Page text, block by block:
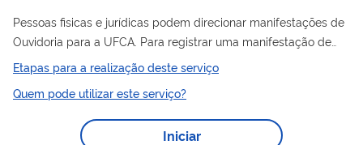
Pessoas fisicas e jurídicas podem direcionar manifestações de
Ouvidoria para a UFCA. Para registrar uma manifestação de
Ouvidoria cadastre sua demanda no sistema, através do
endereço: https://falabr.cgu.gov.br/
Etapas para a realização deste serviço
Quem pode utilizar este serviço?
Iniciar